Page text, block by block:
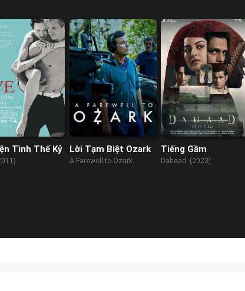
Tình Thế Kỷ Lời Tạm Biệt Ozark
A Farewell to Ozark
Tiếng Gầm
Dahaad (2023)